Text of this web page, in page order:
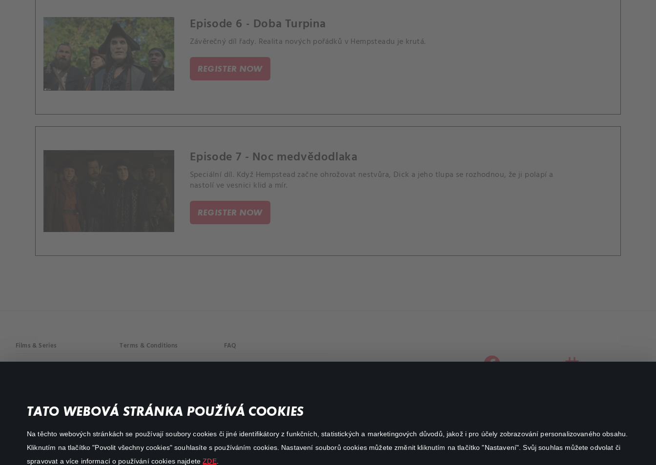
TATO WEBOVÁ STRÁNKA POUŽÍVÁ COOKIES
Na těchto webových stránkách se používají soubory cookies či jiné identifikátory z funkčních, statistických a marketingových důvodů, jakož i pro účely zobrazování personalizovaného obsahu.
Kliknutím na tlačítko "Povolit všechny cookies" souhlasíte s používáním cookies. Nastavení souborů cookies můžete změnit kliknutím na tlačítko "Nastavení". Svůj souhlas můžete odvolat či
spravovat a více informací o používání cookies najdeteZDE.
Episode 6 - Doba Turpina
Závěrečný díl řady. Realita nových pořádků v Hempsteadu je krutá.
REGISTER NOW
Episode 7 - Noc medvědodlaka
Speciální díl. Když Hempstead začne ohrožovat nestvůra, Dick a jeho tlupa se rozhodnou, že ji polapí a
nastolí ve vesnici klid a mír.
REGISTER NOW
Films & Series
Action
Terms & Conditions FAQ
facebookinstagram
Canal+ Luxembourg S. à r.l. se sídlem Rue Albert Borschette 4,